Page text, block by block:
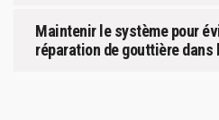
Maintenir le système pour
réparation de gouttière dans